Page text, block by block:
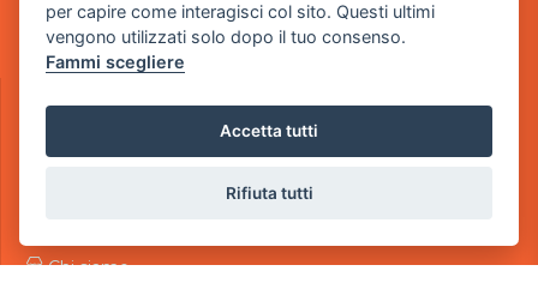
Partita iva 03308130982
Cod. SDI: USAL8PV
powergamesrl@legalmail.it
Chi siamo
per capire come interagisci col sito. Questi ultimi
vengono utilizzati solo dopo il tuo consenso.
Fammi scegliere
Accetta tutti
Rifiuta tutti